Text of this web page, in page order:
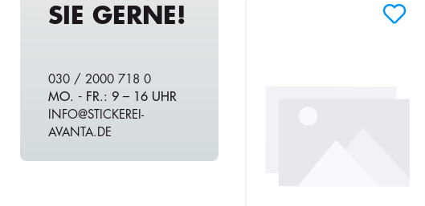
SIE GERNE!
030 / 2000 718 0
MO. - FR.: 9 – 16 UHR
INFO@STICKEREI-
AVANTA.DE